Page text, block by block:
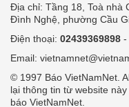
Địa chỉ: Tầng 18, Toà nhà
Đình Nghệ, phường Cầu
Điện thoại: 02439369898 -
Email:
© 1997 Báo VietNamNet.
lại thông tin từ website
báo VietNamNet.